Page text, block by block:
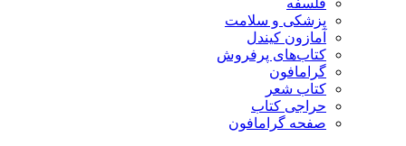
فلسفه
پزشکی و سلامت
آمازون کیندل
کتاب‌های پرفروش
گرامافون
کتاب شعر
حراجی کتاب
صفحه گرامافون